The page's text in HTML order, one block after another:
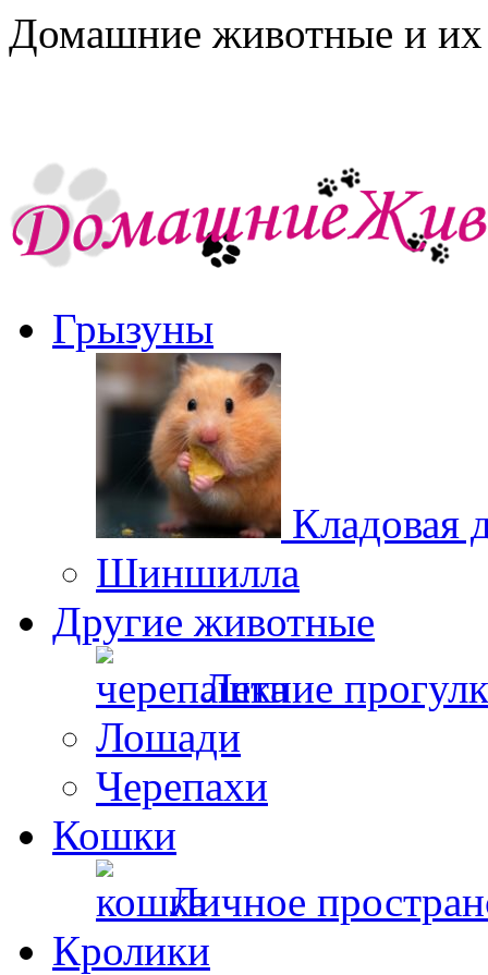
Домашние животные и их
Грызуны
Кладовая
Шиншилла
Другие животные
Летние
Лошади
Черепахи
Кошки
Личное
Кролики